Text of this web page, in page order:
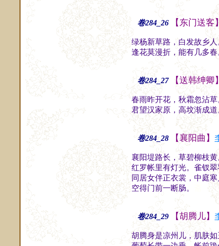
卷284_26 【东门送客
绿杨新草路，白发故乡
逢花莫漫折，能有几多春
卷284_27 【送韩绅卿
春雨昨开花，秋霜忽沾
君望汉家原，高坟渐成道
卷284_28 【襄阳曲】
襄阳堤路长，草碧柳枝
红罗帐里有灯光。雀钗
同居女伴正衣裳，中庭
空得门前一断肠。
卷284_29 【胡腾儿】
胡腾身是凉州儿，肌肤